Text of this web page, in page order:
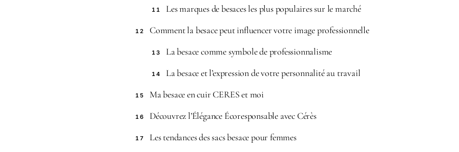
11 Les marques de besaces les plus populaires sur le marché
12 Comment la besace peut influencer votre image professionnelle
13 La besace comme symbole de professionnalisme
14 La besace et l’expression de votre personnalité au travail
15 Ma besace en cuir CERES et moi
16 Découvrez l’Élégance Écoresponsable avec Cérès
17 Les tendances des sacs besace pour femmes